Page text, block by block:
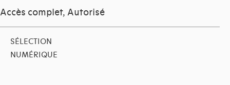
Accès complet, Autorisé
SÉLECTION
NUMÉRIQUE